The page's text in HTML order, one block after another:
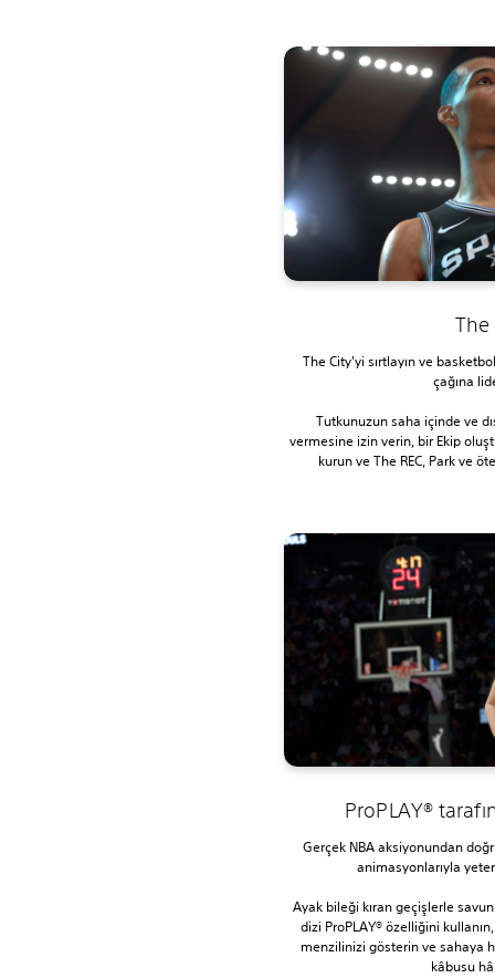
The
The City'yi sırtlayın ve
çağına
Tutkunuzun saha içinde ve
vermesine izin verin, bir Ekip
kurun ve The REC, Park ve
ProPLAY®
Gerçek NBA aksiyonundan
animasyonlarıyla
Ayak bileği kıran geçişlerle
dizi ProPLAY® özelliğini
menzilinizi gösterin ve sahaya
kâbusu